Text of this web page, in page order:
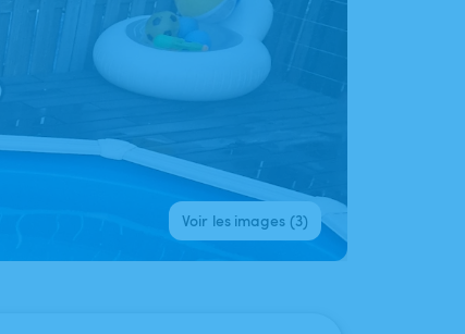
Voir les images (3)